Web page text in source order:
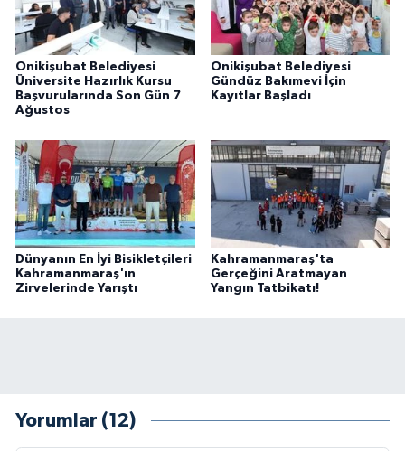
Onikişubat Belediyesi
Üniversite Hazırlık Kursu
Başvurularında Son Gün 7
Ağustos
Onikişubat Belediyesi
Gündüz Bakımevi İçin
Kayıtlar Başladı
Dünyanın En İyi Bisikletçileri
Kahramanmaraş'ın
Zirvelerinde Yarıştı
Kahramanmaraş'ta
Gerçeğini Aratmayan
Yangın Tatbikatı!
Yorumlar (12)